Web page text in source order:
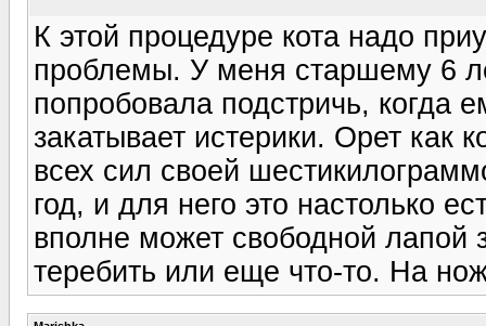
К этой процедуре кота надо
проблемы. У меня старшему 6
попробовала подстричь, когда
закатывает истерики. Орет как
всех сил своей
год, и для него это настолько
вполне может свободной лапой
теребить или еще что-то. На